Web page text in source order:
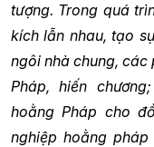
tượng. Trong quá
kích lẫn nhau, tạo
ngôi nhà chung, các
Pháp, hiến
hoằng Pháp cho
nghiệp hoằng